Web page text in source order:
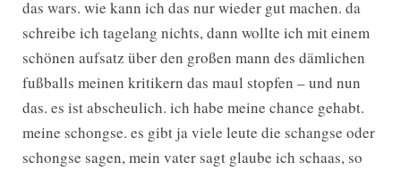
das wars. wie kann ich das nur wieder gut machen. da
schreibe ich tagelang nichts, dann wollte ich mit einem
schönen aufsatz über den großen mann des dämlichen
fußballs meinen kritikern das maul stopfen – und nun
das. es ist abscheulich. ich habe meine chance gehabt.
meine schongse. es gibt ja viele leute die schangse oder
schongse sagen, mein vater sagt glaube ich schaas, so